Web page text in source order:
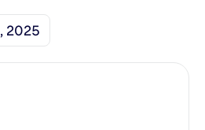
2025